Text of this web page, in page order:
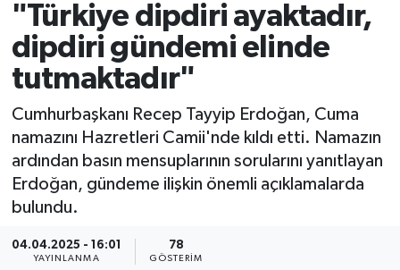
"Türkiye dipdiri ayaktadır,
dipdiri gündemi elinde
tutmaktadır"
Cumhurbaşkanı Recep Tayyip Erdoğan, Cuma
namazını Hazretleri Camii'nde kıldı etti. Namazın
ardından basın mensuplarının sorularını yanıtlayan
Erdoğan, gündeme ilişkin önemli açıklamalarda
bulundu.
04.04.2025 - 16:01
YAYINLANMA
78
GÖSTERIM